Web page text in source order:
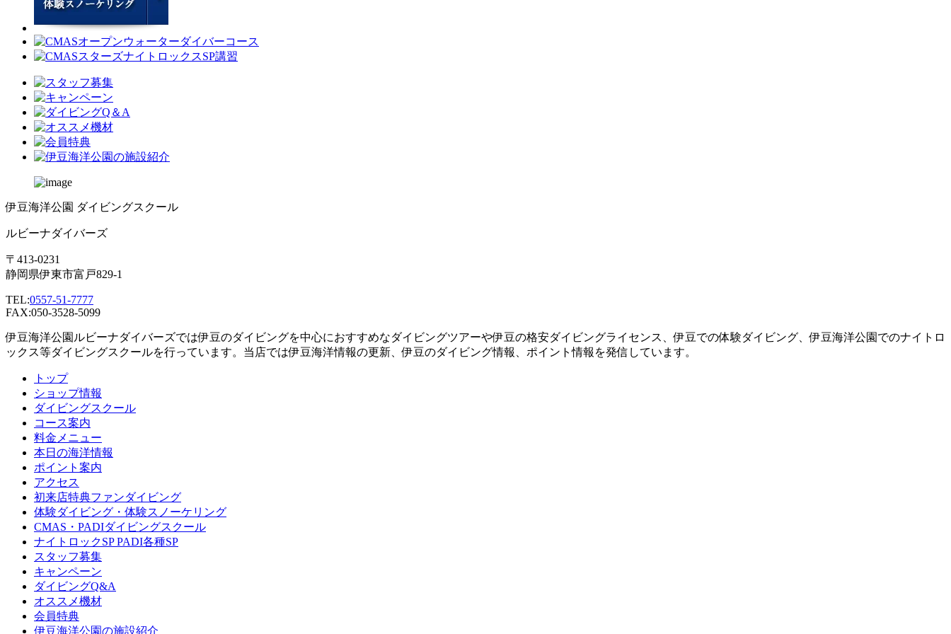
伊豆海洋公園 ダイビングスクール
ルビーナダイバーズ
〒413-0231
静岡県伊東市富戸829-1
TEL:0557-51-7777
FAX:050-3528-5099
伊豆海洋公園ルビーナダイバーズでは伊豆のダイビングを中心におすすめなダイビングツアーや伊豆の格安ダイビングライセンス、伊豆での体験ダイビング、伊豆海洋公園でのナイトロ
ックス等ダイビングスクールを行っています。当店では伊豆海洋情報の更新、伊豆のダイビング情報、ポイント情報を発信しています。
トップ
ショップ情報
ダイビングスクール
コース案内
料金メニュー
本日の海洋情報
ポイント案内
アクセス
初来店特典ファンダイビング
体験ダイビング・体験スノーケリング
CMAS・PADIダイビングスクール
ナイトロックSP PADI各種SP
スタッフ募集
キャンペーン
ダイビングQ&A
オススメ機材
会員特典
伊豆海洋公園の施設紹介